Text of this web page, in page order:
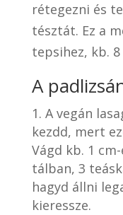
rétegezni és
tésztát. Ez a
tepsihez, kb.
A
A vegán
kezdd, mert
Vágd kb. 1
tálban, 3
hagyd állni
kieressze.